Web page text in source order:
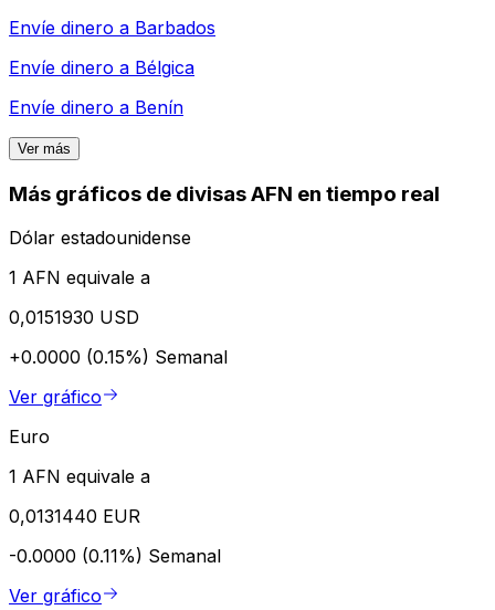
Envíe dinero a Barbados
Envíe dinero a Bélgica
Envíe dinero a Benín
Ver más
Más gráficos de divisas AFN en tiempo real
Dólar estadounidense
1 AFN equivale a
0,0151930 USD
+0.0000 (0.15%) Semanal
Ver gráfico
Euro
1 AFN equivale a
0,0131440 EUR
-0.0000 (0.11%) Semanal
Ver gráfico